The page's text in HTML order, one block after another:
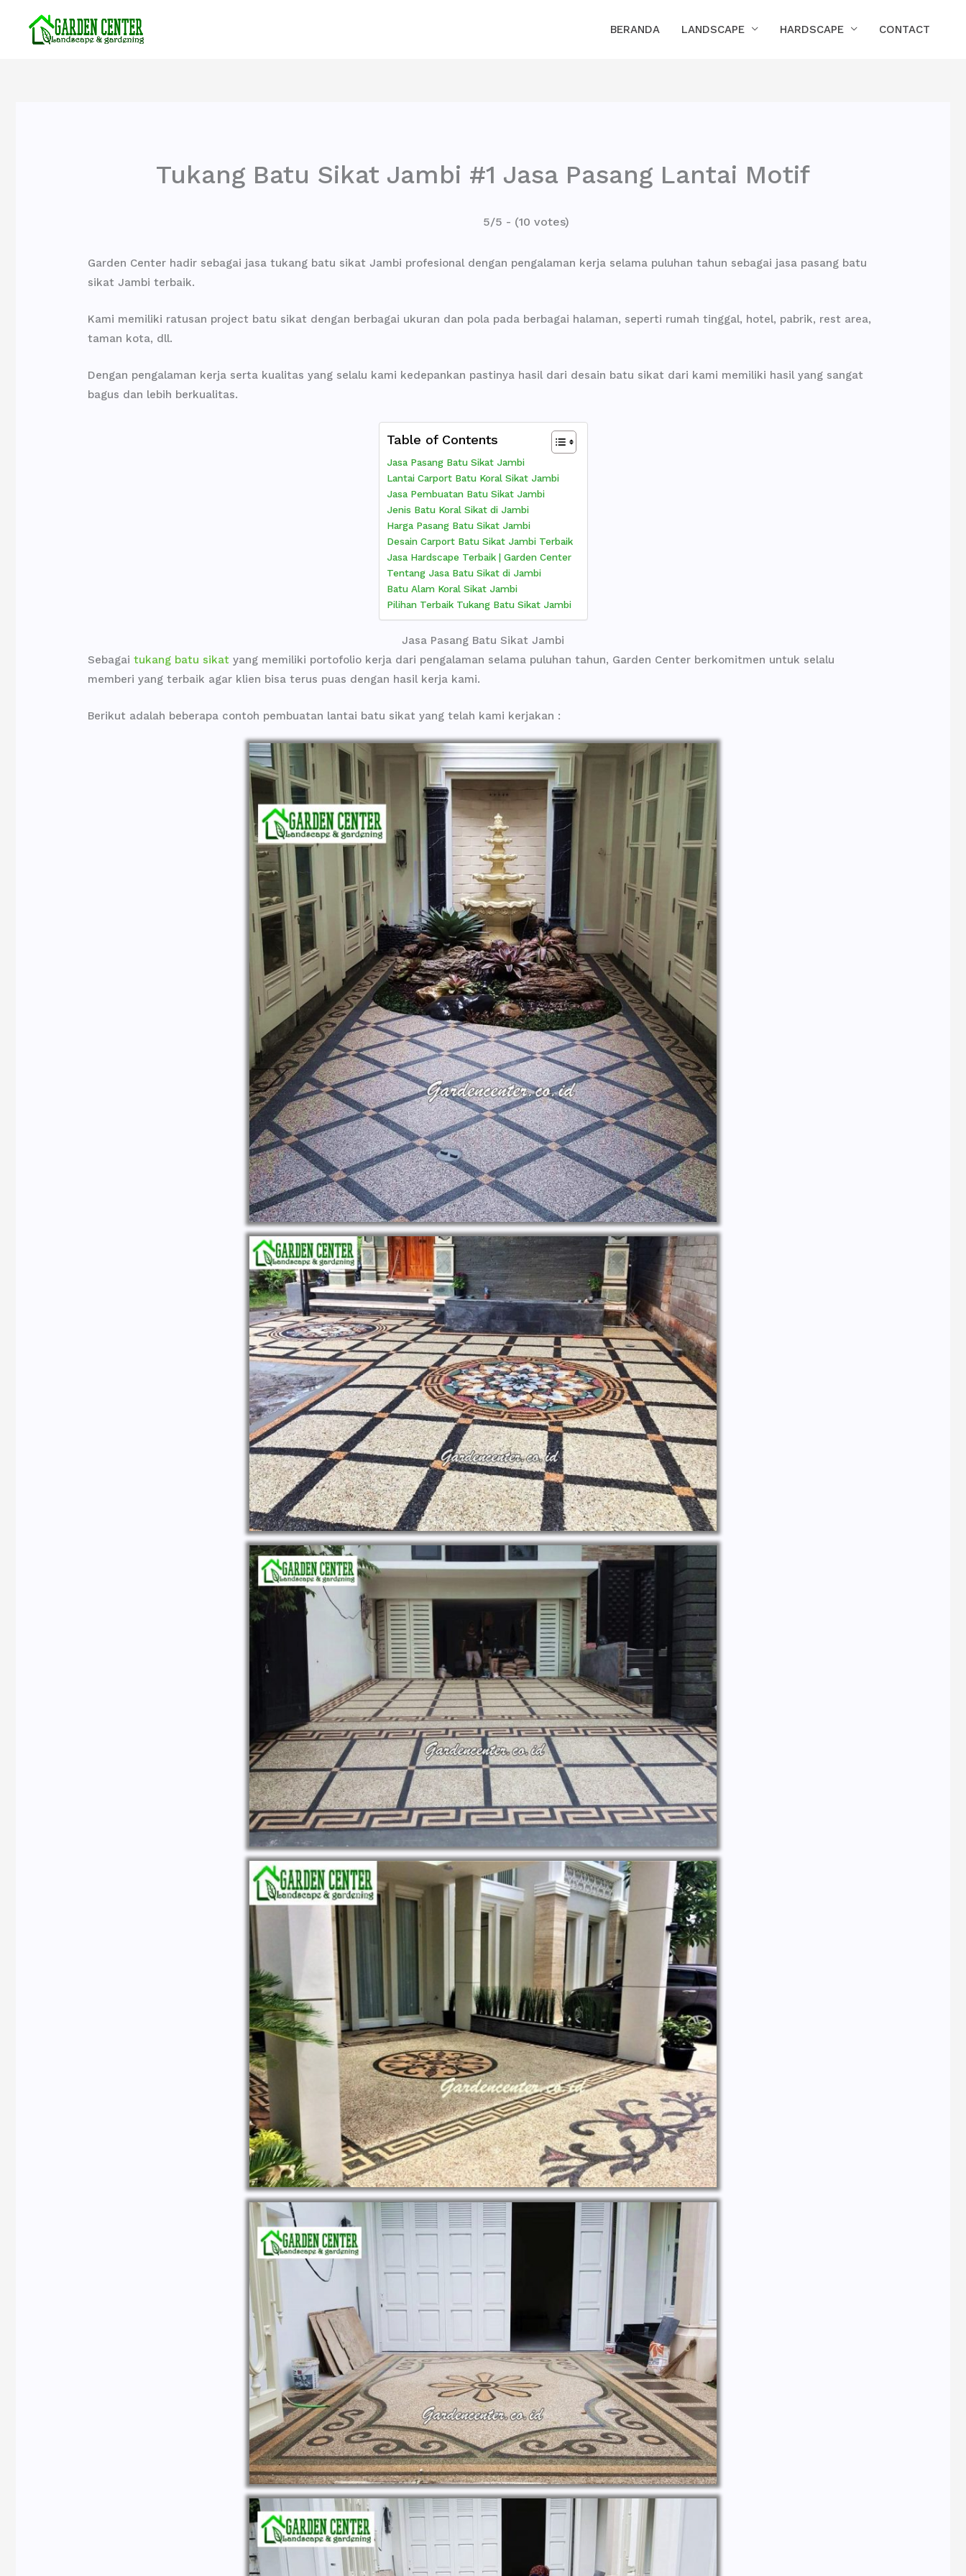
konten
BERANDA LANDSCAPE HARDSCAPE CONTACT
Tukang Batu Sikat Jambi #1 Jasa Pasang Lantai Motif
5/5 - (10 votes)
Garden Center hadir sebagai jasa tukang batu sikat Jambi profesional dengan pengalaman kerja selama puluhan tahun sebagai jasa pasang batu
sikat Jambi terbaik.
Kami memiliki ratusan project batu sikat dengan berbagai ukuran dan pola pada berbagai halaman, seperti rumah tinggal, hotel, pabrik, rest area,
taman kota, dll.
Dengan pengalaman kerja serta kualitas yang selalu kami kedepankan pastinya hasil dari desain batu sikat dari kami memiliki hasil yang sangat
bagus dan lebih berkualitas.
Table of Contents
Jasa Pasang Batu Sikat Jambi
Lantai Carport Batu Koral Sikat Jambi
Jasa Pembuatan Batu Sikat Jambi
Jenis Batu Koral Sikat di Jambi
Harga Pasang Batu Sikat Jambi
Desain Carport Batu Sikat Jambi Terbaik
Jasa Hardscape Terbaik | Garden Center
Tentang Jasa Batu Sikat di Jambi
Batu Alam Koral Sikat Jambi
Pilihan Terbaik Tukang Batu Sikat Jambi
Jasa Pasang Batu Sikat Jambi
Sebagaitukang batu sikat yang memiliki portofolio kerja dari pengalaman selama puluhan tahun, Garden Center berkomitmen untuk selalu
memberi yang terbaik agar klien bisa terus puas dengan hasil kerja kami.
Berikut adalah beberapa contoh pembuatan lantai batu sikat yang telah kami kerjakan :